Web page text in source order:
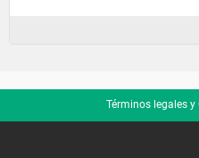
Términos legales